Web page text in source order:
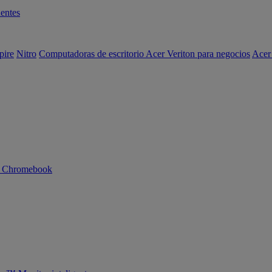
Nitro Computadoras de escritorio Acer Veriton para negocios